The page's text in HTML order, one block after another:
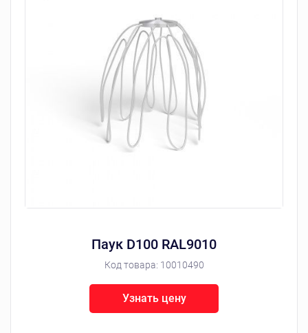
Паук D100 RAL9010
Код товара: 10010490
Узнать цену